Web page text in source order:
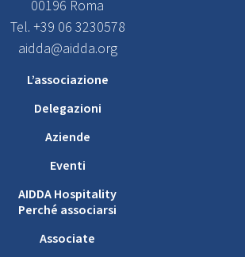
00196 Roma
Tel. +39 06 3230578
aidda@aidda.org
L’associazione
Delegazioni
Aziende
Eventi
AIDDA Hospitality
Perché associarsi
Associate